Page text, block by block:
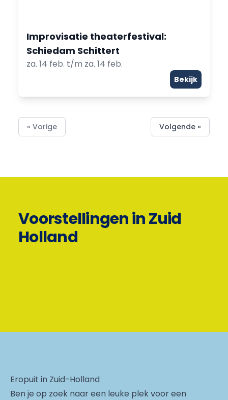
Improvisatie theaterfestival:
Schiedam Schittert
za. 14 feb. t/m za. 14 feb.
Bekijk
« Vorige Volgende »
Voorstellingen in Zuid
Holland
Eropuit in Zuid-Holland
Ben je op zoek naar een leuke plek voor een